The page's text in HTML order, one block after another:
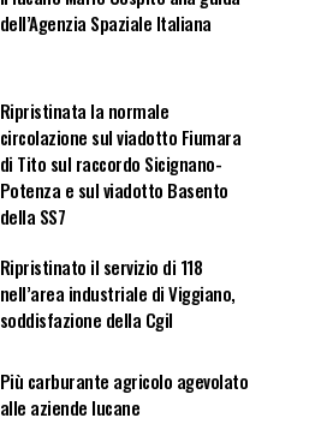
dell’Agenzia Spaziale Italiana
Ripristinata la normale
circolazione sul viadotto Fiumara
di Tito sul raccordo Sicignano-
Potenza e sul viadotto Basento
della SS7
Ripristinato il servizio di 118
nell’area industriale di Viggiano,
soddisfazione della Cgil
Più carburante agricolo agevolato
alle aziende lucane